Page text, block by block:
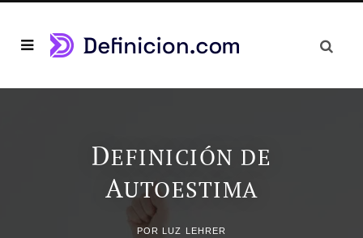
DEFINICIÓN DE
AUTOESTIMA
POR LUZ LEHRER